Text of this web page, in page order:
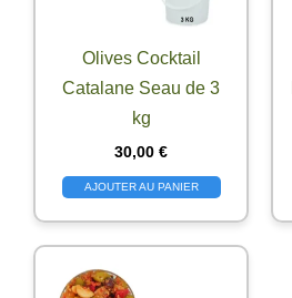
Olives Cocktail
Catalane Seau de 3
kg
30,00 €
AJOUTER AU PANIER